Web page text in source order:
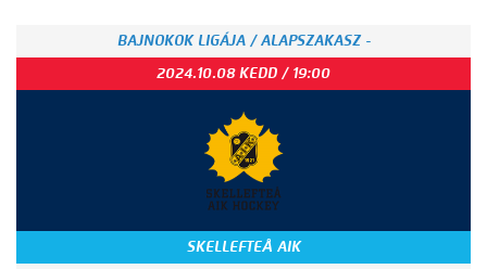
BAJNOKOK LIGÁJA / ALAPSZAKASZ -
2024.10.08 KEDD / 19:00
SKELLEFTEÅ AIK